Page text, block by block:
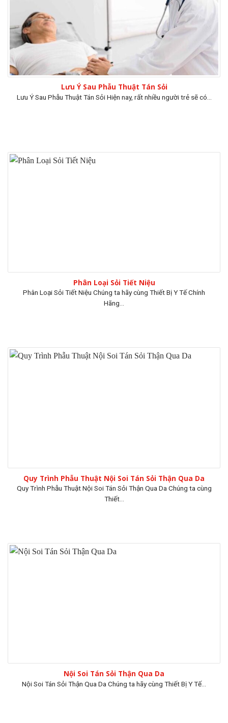
Lưu Ý Sau Phẫu Thuật Tán Sỏi
Lưu Ý Sau Phẫu Thuật Tán Sỏi Hiện nay, rất nhiều người trẻ sẽ có...
Phân Loại Sỏi Tiết Niệu
Phân Loại Sỏi Tiết Niệu Chúng ta hãy cùng Thiết Bị Y Tế Chính
Hãng...
Quy Trình Phẫu Thuật Nội Soi Tán Sỏi Thận Qua Da
Quy Trình Phẫu Thuật Nội Soi Tán Sỏi Thận Qua Da Chúng ta cùng
Thiết...
Nội Soi Tán Sỏi Thận Qua Da
Nội Soi Tán Sỏi Thận Qua Da Chúng ta hãy cùng Thiết Bị Y Tế...